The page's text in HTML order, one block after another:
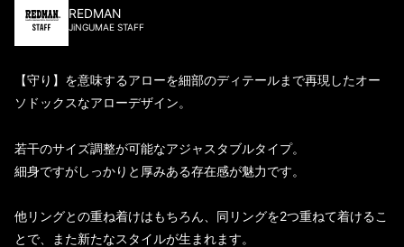
REDMAN
JiNGUMAE STAFF
【守り】を意味するアローを細部のディテールまで再現したオー
ソドックスなアローデザイン。
若干のサイズ調整が可能なアジャスタブルタイプ。
細身ですがしっかりと厚みある存在感が魅力です。
他リングとの重ね着けはもちろん、同リングを2つ重ねて着けるこ
とで、また新たなスタイルが生まれます。